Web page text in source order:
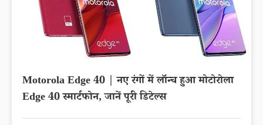
Motorola Edge 40 | नए रंगों में लॉन्च हुआ मोटोरोला
Edge 40 स्मार्टफोन, जानें पूरी डिटेल्स